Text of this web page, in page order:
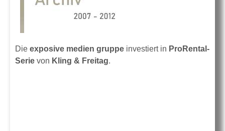
Die exposive medien gruppe investiert in ProRental-
Serie von Kling & Freitag.